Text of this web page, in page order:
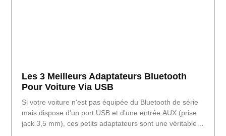
Les 3 Meilleurs Adaptateurs Bluetooth
Pour Voiture Via USB
Si votre voiture n'est pas équipée du Bluetooth de série
mais dispose d'un port USB et d'une entrée AUX (prise
jack 3,5 mm), ces petits adaptateurs sont une véritable